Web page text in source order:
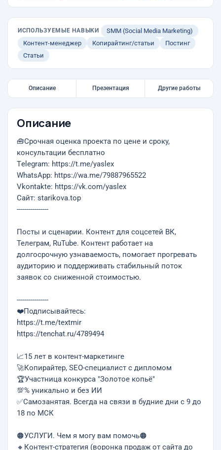
ИСПОЛЬЗУЕМЫЕ НАВЫКИ
SMM (Social Media Marketing)
Контент-менеджер
Копирайтинг/статьи
Постинг
Статьи
Описание Презентация Другие работы
Описание
🧰Срочная оценка проекта по цене и сроку,
консультации бесплатно
Тelegram: https://t.me/yaslex
WhatsApp: https://wa.me/79887965522
Vkontakte: https://vk.com/yaslex
Cайт: starikova.top
----------------
Посты и сценарии. Контент для соцсетей ВК,
Телеграм, RuTube. Контент работает на
долгосрочную узнаваемость, помогает прогревать
аудиторию и поддерживать стабильный поток
заявок со сниженной стоимостью.
----------------
❤️Подписывайтесь:
https://t.me/textmir
https://tenchat.ru/4789494
📈15 лет в контент-маркетинге
🚀Копирайтер, SEO-специалист с дипломом
🏆Участница конкурса "Золотое копьё"
💯% уникально и без ИИ
✅Самозанятая. Всегда на связи в будние дни с 9 до
18 по МСК
🟠УСЛУГИ. Чeм я мoгу вам помочь🟠
🔸Контент-стратегия (воронка продаж от сайта до